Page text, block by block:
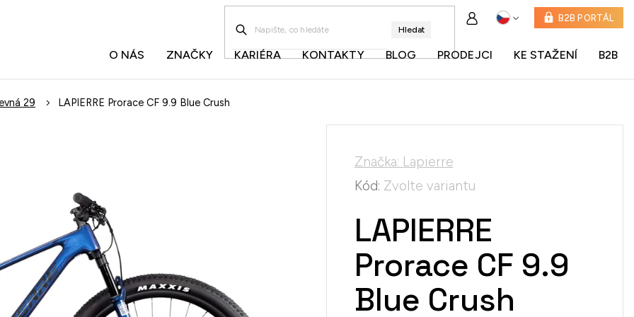
Hledat
B2B PORTÁL
O NÁS ZNAČKY KARIÉRA KONTAKTY BLOG PRODEJCI KE STAŽENÍ B2B
29 LAPIERRE Prorace CF 9.9 Blue Crush
LAPIERRE
Prorace CF 9.9
Blue Crush
Značka: Lapierre
Kód: Zvolte variantu